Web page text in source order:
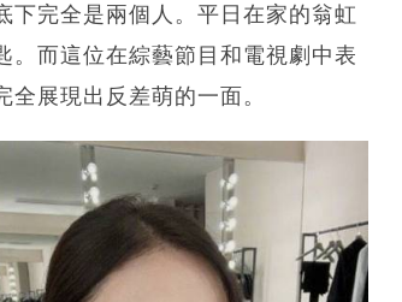
下完全是兩個人。平日在家的翁虹
。而這位在綜藝節目和電視劇中表
展現出反差萌的一面。